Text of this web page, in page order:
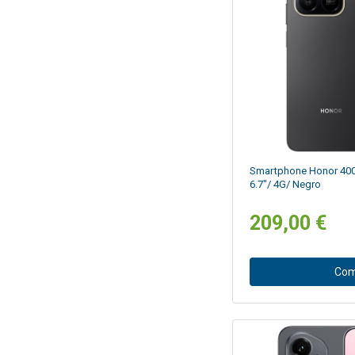
Smartphone Honor
6.7"/ 4G/ Negro
209,00 €